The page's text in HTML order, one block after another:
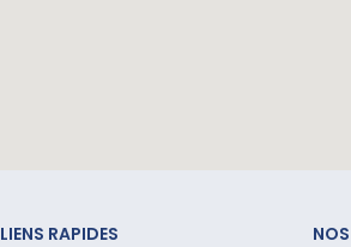
LIENS RAPIDES